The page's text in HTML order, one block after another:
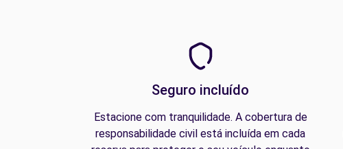
Seguro incluído
Estacione com tranquilidade. A cobertura de
responsabilidade civil está incluída em cada